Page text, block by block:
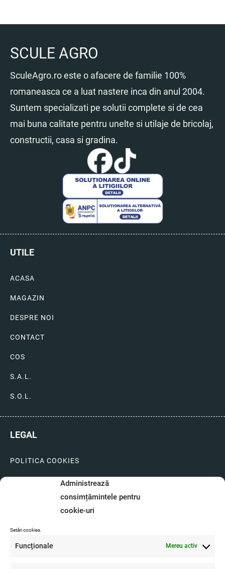
Administrează
consimțămintele pentru
cookie-uri
Setări cookies.
Funcționale Mereu activ
SCULE AGRO
SculeAgro.ro este o afacere de familie 100%
romaneasca ce a luat nastere inca din anul 2004.
Suntem specializati pe solutii complete si de cea
mai buna calitate pentru unelte si utilaje de bricolaj,
constructii, casa si gradina.
UTILE
ACASA
MAGAZIN
DESPRE NOI
CONTACT
COS
S.A.L.
S.O.L.
LEGAL
POLITICA COOKIES
LIVRARI SI PLATI
GARANTIE SI SERVICE